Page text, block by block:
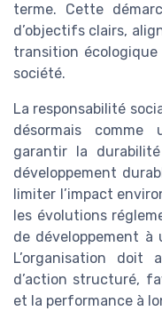
terme. Cette
d’objectifs clairs,
transition
société.
La responsabilité
désormais comme
garantir la
développement
limiter l’impact
les évolutions
de développement
L’organisation
d’action structuré,
et la performance à